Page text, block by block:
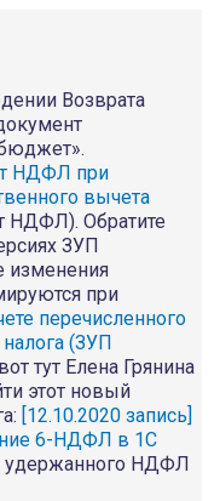
Возврата
НДФЛ при
вычета
НДФЛ). Обратите
ЗУП
изменения
при
перечисленного
(ЗУП
тут Елена Грянина
этот новый
[12.10.2020 запись]
6-НДФЛ в 1С
удержанного НДФЛ